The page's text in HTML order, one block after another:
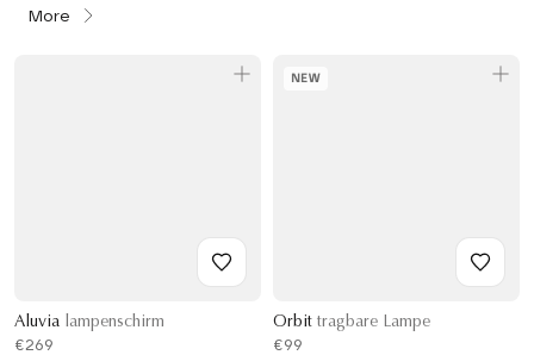
More
Aluvia
lampenschirm
€269
NEW
Orbit tragbare Lampe
€99